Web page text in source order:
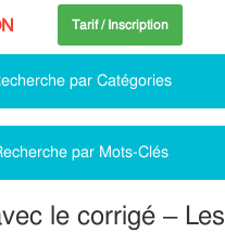
Tarif / Inscription
par Catégories
par Mots-Clés
le corrigé – Les